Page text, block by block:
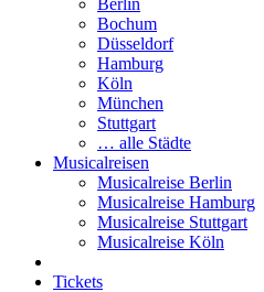
Berlin
Bochum
Düsseldorf
Hamburg
Köln
München
Stuttgart
… alle Städte
Musicalreisen
Musicalreise Berlin
Musicalreise Hamburg
Musicalreise Stuttgart
Musicalreise Köln
Tickets